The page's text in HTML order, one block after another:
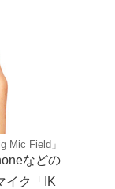
Mic Field」
などの
イク「IK